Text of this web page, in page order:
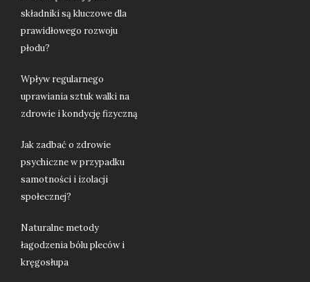
składniki są kluczowe dla
prawidłowego rozwoju
płodu?
Wpływ regularnego
uprawiania sztuk walki na
zdrowie i kondycję fizyczną
Jak zadbać o zdrowie
psychiczne w przypadku
samotności i izolacji
społecznej?
Naturalne metody
łagodzenia bólu pleców i
kręgosłupa